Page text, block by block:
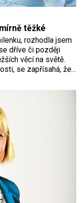
těžké
rozhodla jsem
dříve či později
věcí na světě.
se zapřísahá, že